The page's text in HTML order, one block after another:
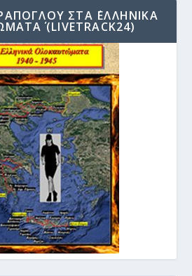
ΣΤΑ ΄ΕΛΛΗΝΙΚΆ
(LIVETRACK24)